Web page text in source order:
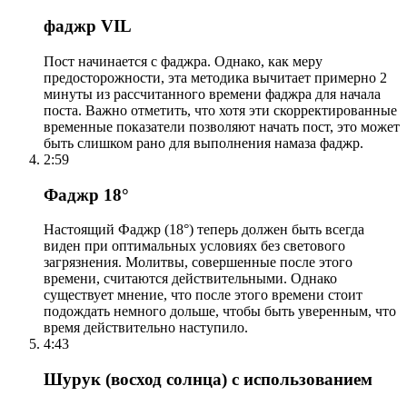
фаджр VIL
Пост начинается с фаджра. Однако, как меру
предосторожности, эта методика вычитает примерно 2
минуты из рассчитанного времени фаджра для начала
поста. Важно отметить, что хотя эти скорректированные
временные показатели позволяют начать пост, это может
быть слишком рано для выполнения намаза фаджр.
2:59
Фаджр 18°
Настоящий Фаджр (18°) теперь должен быть всегда
виден при оптимальных условиях без светового
загрязнения. Молитвы, совершенные после этого
времени, считаются действительными. Однако
существует мнение, что после этого времени стоит
подождать немного дольше, чтобы быть уверенным, что
время действительно наступило.
4:43
Шурук (восход солнца) с использованием